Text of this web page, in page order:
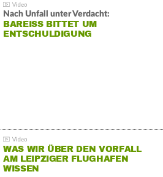
Nach Unfall unter Verdacht:
BAREISS BITTET UM E
NTSCHULDIGUNG
WAS WIR ÜBER DEN VORFALL
AM LEIPZIGER FLUGHAFEN
WISSEN